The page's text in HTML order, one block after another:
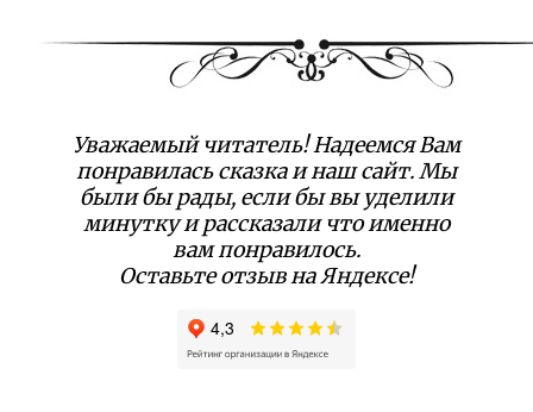
Уважаемый читатель! Надеемся Вам
понравилась сказка и наш сайт. Мы
были бы рады, если бы вы уделили
минутку и рассказали что именно
вам понравилось.
Оставьте отзыв на Яндексе!